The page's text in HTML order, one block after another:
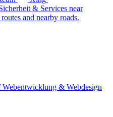
& Webdesign